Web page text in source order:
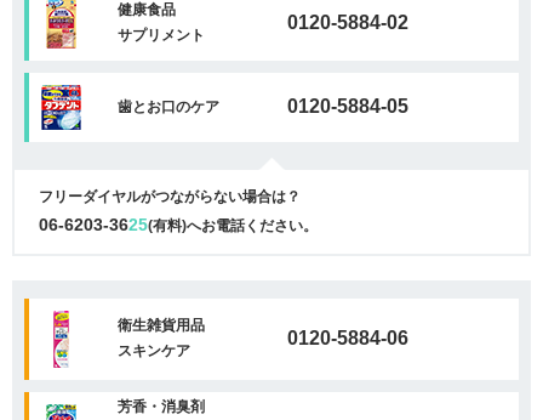
健康食品
サプリメント
0120-5884-02
歯とお口のケア 0120-5884-05
フリーダイヤルがつながらない場合は？
06-6203-3625(有料)へお電話ください。
衛生雑貨用品
スキンケア
0120-5884-06
芳香・消臭剤